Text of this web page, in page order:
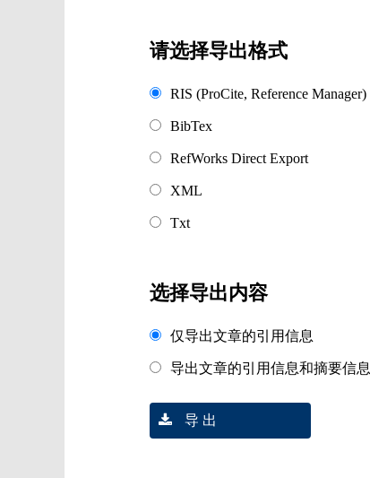
请选择导出格式
RIS (ProCite, Reference Manager)
BibTex
RefWorks Direct Export
XML
Txt
选择导出内容
仅导出文章的引用信息
导出文章的引用信息和摘要信息
导 出